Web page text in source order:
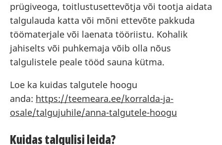
prügiveoga, toitlustusettevõtja või tootja aidata
talgulauda katta või mõni ettevõte pakkuda
töömaterjale või laenata tööriistu. Kohalik
jahiselts või puhkemaja võib olla nõus
talgulistele peale tööd sauna kütma.
Loe ka kuidas talgutele hoogu
anda: https://teemeara.ee/korralda-ja-
osale/talgujuhile/anna-talgutele-hoogu
Kuidas talgulisi leida?